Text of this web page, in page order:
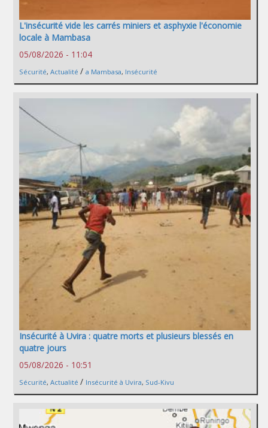
L'insécurité vide les carrés miniers et asphyxie l'économie
locale à Mambasa
05/08/2026 - 11:04
Sécurité, Actualité / a Mambasa, Insécurité
Insécurité à Uvira : quatre morts et plusieurs blessés en
quatre jours
05/08/2026 - 10:51
Sécurité, Actualité / Insécurité à Uvira, Sud-Kivu